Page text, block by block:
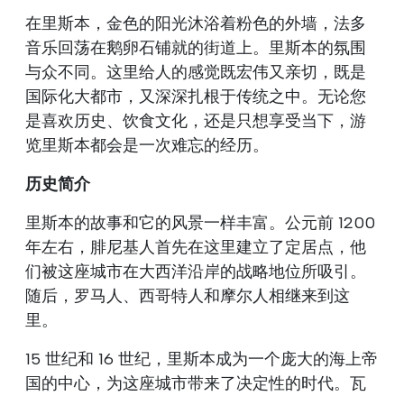
在里斯本，金色的阳光沐浴着粉色的外墙，法多
音乐回荡在鹅卵石铺就的街道上。里斯本的氛围
与众不同。这里给人的感觉既宏伟又亲切，既是
国际化大都市，又深深扎根于传统之中。无论您
是喜欢历史、饮食文化，还是只想享受当下，游
览里斯本都会是一次难忘的经历。
历史简介
里斯本的故事和它的风景一样丰富。公元前 1200
年左右，腓尼基人首先在这里建立了定居点，他
们被这座城市在大西洋沿岸的战略地位所吸引。
随后，罗马人、西哥特人和摩尔人相继来到这
里。
15 世纪和 16 世纪，里斯本成为一个庞大的海上帝
国的中心，为这座城市带来了决定性的时代。瓦